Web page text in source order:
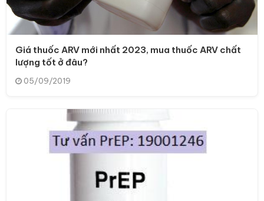
Giá thuốc ARV mới nhất 2023, mua thuốc ARV chất
lượng tốt ở đâu?
05/09/2019